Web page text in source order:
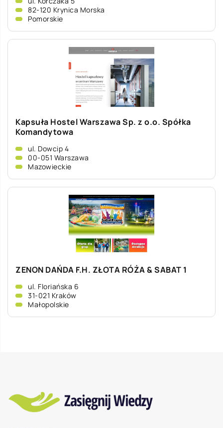
82-120 Krynica Morska
Pomorskie
Kapsuła Hostel Warszawa Sp. z o.o. Spółka
Komandytowa
ul. Dowcip 4
00-051 Warszawa
Mazowieckie
ZENON DAŃDA F.H. ZŁOTA RÓŻA & SABAT 1
ul. Floriańska 6
31-021 Kraków
Małopolskie